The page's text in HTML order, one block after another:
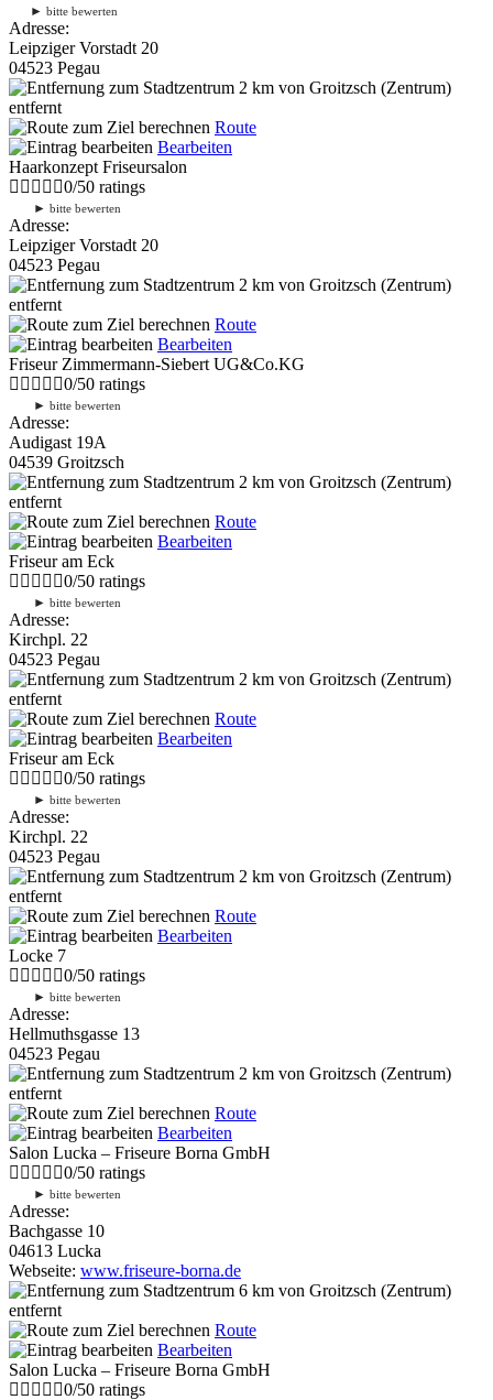
► bitte bewerten
Adresse:
Leipziger Vorstadt 20
04523 Pegau
2 km von Groitzsch (Zentrum)
entfernt
Route
Bearbeiten
Haarkonzept Friseursalon
0/50 ratings
► bitte bewerten
Adresse:
Leipziger Vorstadt 20
04523 Pegau
2 km von Groitzsch (Zentrum)
entfernt
Route
Bearbeiten
Friseur Zimmermann-Siebert UG&Co.KG
0/50 ratings
► bitte bewerten
Adresse:
Audigast 19A
04539 Groitzsch
2 km von Groitzsch (Zentrum)
entfernt
Route
Bearbeiten
Friseur am Eck
0/50 ratings
► bitte bewerten
Adresse:
Kirchpl. 22
04523 Pegau
2 km von Groitzsch (Zentrum)
entfernt
Route
Bearbeiten
Friseur am Eck
0/50 ratings
► bitte bewerten
Adresse:
Kirchpl. 22
04523 Pegau
2 km von Groitzsch (Zentrum)
entfernt
Route
Bearbeiten
Locke 7
0/50 ratings
► bitte bewerten
Adresse:
Hellmuthsgasse 13
04523 Pegau
2 km von Groitzsch (Zentrum)
entfernt
Route
Bearbeiten
Salon Lucka – Friseure Borna GmbH
0/50 ratings
► bitte bewerten
Adresse:
Bachgasse 10
04613 Lucka
Webseite: www.friseure-borna.de
6 km von Groitzsch (Zentrum)
entfernt
Route
Bearbeiten
Salon Lucka – Friseure Borna GmbH
0/50 ratings